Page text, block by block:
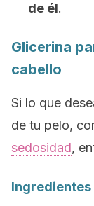
de él.
Glicerina
cabello
Si lo que
de tu pelo,
sedosidad,
Ingredientes